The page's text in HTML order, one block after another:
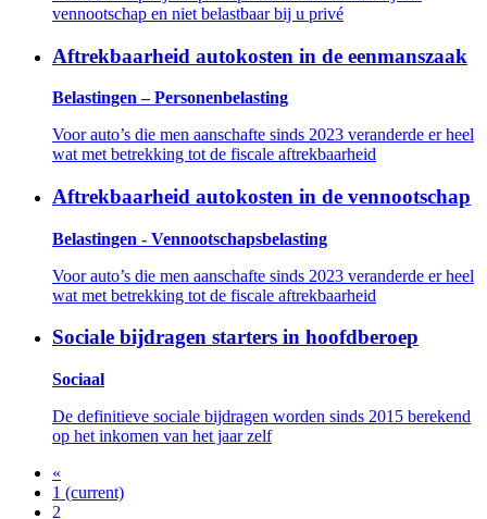
vennootschap en niet belastbaar bij u privé
Aftrekbaarheid autokosten in de eenmanszaak
Belastingen – Personenbelasting
Voor auto’s die men aanschafte sinds 2023 veranderde er heel
wat met betrekking tot de fiscale aftrekbaarheid
Aftrekbaarheid autokosten in de vennootschap
Belastingen - Vennootschapsbelasting
Voor auto’s die men aanschafte sinds 2023 veranderde er heel
wat met betrekking tot de fiscale aftrekbaarheid
Sociale bijdragen starters in hoofdberoep
Sociaal
De definitieve sociale bijdragen worden sinds 2015 berekend
op het inkomen van het jaar zelf
«
1 (current)
2